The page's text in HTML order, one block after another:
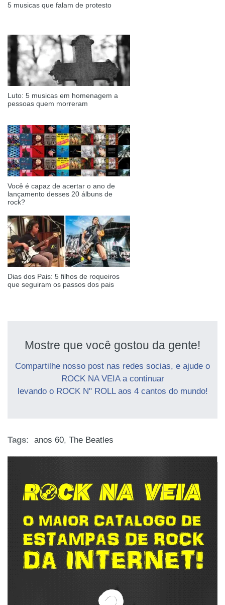
5 musicas que falam de protesto
Luto: 5 musicas em homenagem a
pessoas quem morreram
Você é capaz de acertar o ano de
lançamento desses 20 álbuns de
rock?
Dias dos Pais: 5 filhos de roqueiros
que seguiram os passos dos pais
Mostre que você gostou da gente!
Compartilhe nosso post nas redes socias, e ajude o
ROCK NA VEIA a continuar
levando o ROCK N" ROLL aos 4 cantos do mundo!
Tags: anos 60, The Beatles